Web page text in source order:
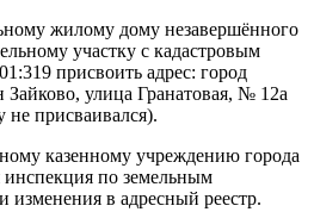
жилому дому незавершённого
участку с кадастровым
присвоить адрес: город
улица Гранатовая, № 12а
не присваивался).
казенному учреждению города
инспекция по земельным
изменения в адресный реестр.